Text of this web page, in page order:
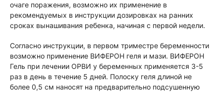
очаге поражения, возможно их применение в
рекомендуемых в инструкции дозировках на ранних
сроках вынашивания ребенка, начиная с первой недели.
Согласно инструкции, в первом триместре беременности
возможно применение ВИФЕРОН геля и мази. ВИФЕРОН
Гель при лечении ОРВИ у беременных применяется 3-5
раз в день в течение 5 дней. Полоску геля длиной не
более 0,5 см наносят на предварительно подсушенную